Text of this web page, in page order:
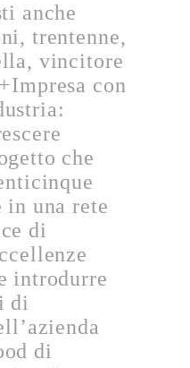
anche
trentenne,
vincitore
con
che
in una rete
di
introdurre
di
di